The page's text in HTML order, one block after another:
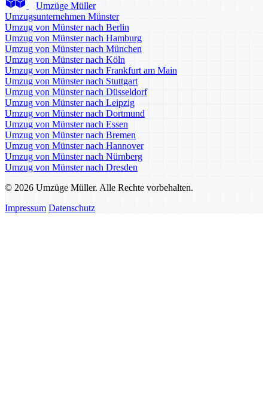
Umzüge Müller
Umzugsunternehmen Münster
Umzug von Münster nach Berlin
Umzug von Münster nach Hamburg
Umzug von Münster nach München
Umzug von Münster nach Köln
Umzug von Münster nach Frankfurt am Main
Umzug von Münster nach Stuttgart
Umzug von Münster nach Düsseldorf
Umzug von Münster nach Leipzig
Umzug von Münster nach Dortmund
Umzug von Münster nach Essen
Umzug von Münster nach Bremen
Umzug von Münster nach Hannover
Umzug von Münster nach Nürnberg
Umzug von Münster nach Dresden
© 2026 Umzüge Müller. Alle Rechte vorbehalten.
Impressum Datenschutz